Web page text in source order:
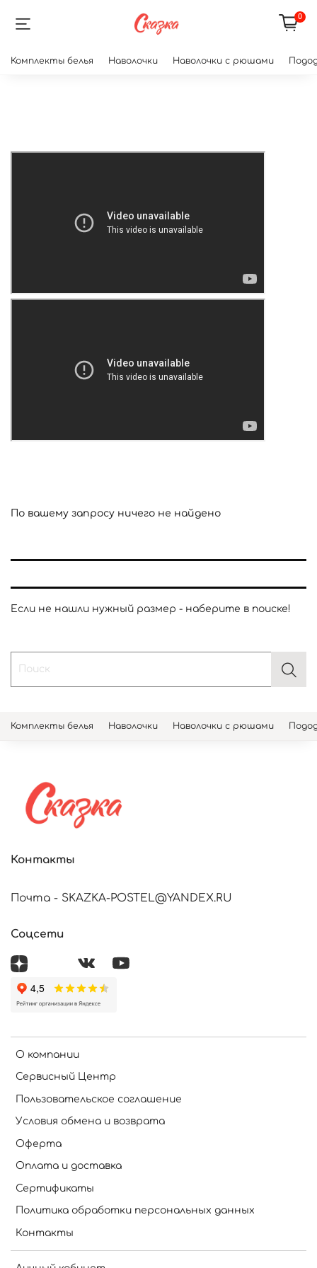
0
Комплекты белья Наволочки Наволочки с рюшами
По вашему запросу ничего не найдено
Если не нашли нужный размер - наберите в поиске!
Комплекты белья Наволочки Наволочки с рюшами
О компании
Сервисный Центр
Пользовательское соглашение
Условия обмена и возврата
Оферта
Оплата и доставка
Сертификаты
Политика обработки персональных данных
Контакты
Контакты
Почта - SKAZKA-POSTEL@YANDEX.RU
Соцсети